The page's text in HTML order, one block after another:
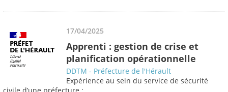
17/04/2025
Apprenti : gestion de crise et
planification opérationnelle
DDTM - Préfecture de l'Hérault
Expérience au sein du service de sécurité